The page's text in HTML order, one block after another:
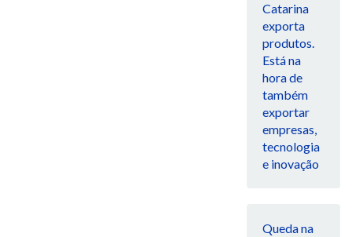
Catarina
exporta
produtos.
Está na
hora de
também
exportar
empresas,
tecnologia
e inovação
Queda na